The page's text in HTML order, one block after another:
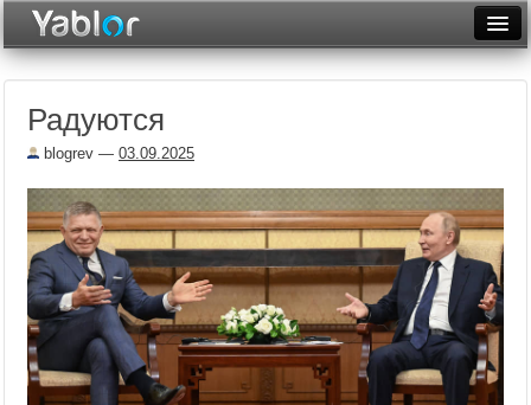
Рейтинги
Фототоп
Видеотоп
Радуются
blogrev — 03.09.2025